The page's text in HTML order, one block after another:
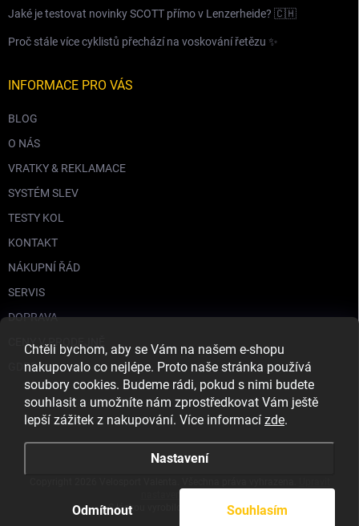
Chtěli bychom, aby se Vám na našem e-shopu
nakupovalo co nejlépe. Proto naše stránka používá
soubory cookies. Budeme rádi, pokud s nimi budete
souhlasit a umožníte nám zprostředkovat Vám ještě
lepší zážitek z nakupování. Více informací zde.
Nastavení
Odmítnout Souhlasím
Jaké je testovat novinky SCOTT přímo v Lenzerheide? 🇨🇭
Proč stále více cyklistů přechází na voskování řetězu ✨
INFORMACE PRO VÁS
BLOG
O NÁS
VRATKY & REKLAMACE
SYSTÉM SLEV
TESTY KOL
KONTAKT
NÁKUPNÍ ŘÁD
SERVIS
DOPRAVA
CENY V PRODEJNĚ
GDPR
S láskou vyrobilo
Filipesmedia 🧡